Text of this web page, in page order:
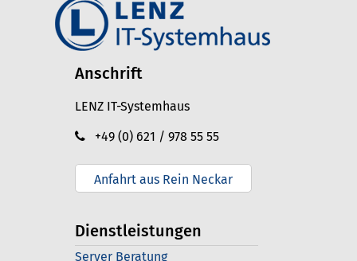
Anschrift
LENZ IT-Systemhaus
+49 (0) 621 / 978 55 55
Anfahrt aus Rein Neckar
Dienstleistungen
Server Beratung